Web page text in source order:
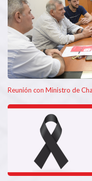
Reunión con Ministro de